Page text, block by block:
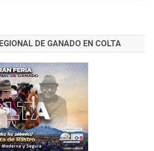
*
DE GANADO EN COLTA